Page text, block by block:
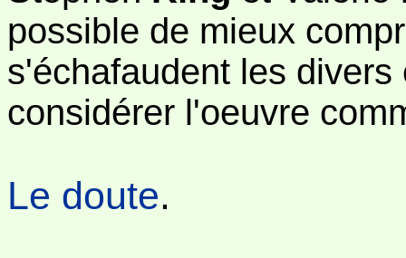
possible de mieux
s'échafaudent les
considérer l'oeuvre
Le doute.